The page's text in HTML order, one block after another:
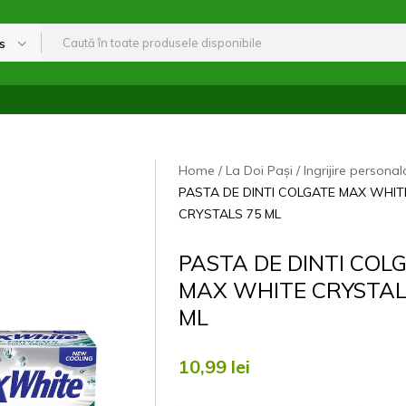
Home La Doi Pași
Ingrijire
PASTA DE DINTI COLGATE MAX
CRYSTALS 75 ML
PASTA DE DINTI
MAX WHITE
ML
10,99 lei